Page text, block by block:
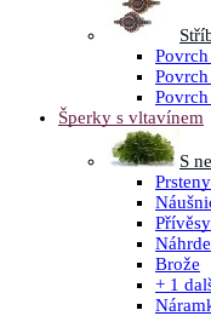
Šperky s vltavínem
S
Prsteny
Přívěsy
Brože
+ 1